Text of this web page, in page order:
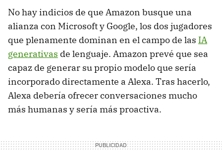
No hay indicios de que Amazon busque una
alianza con Microsoft y Google, los dos jugadores
que plenamente dominan en el campo de las IA
generativas de lenguaje. Amazon prevé que sea
capaz de generar su propio modelo que sería
incorporado directamente a Alexa. Tras hacerlo,
Alexa debería ofrecer conversaciones mucho
más humanas y sería más proactiva.